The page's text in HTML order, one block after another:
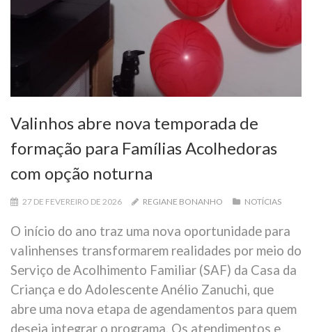
Valinhos abre nova temporada de
formação para Famílias Acolhedoras
com opção noturna
27 DE FEVEREIRO DE 2026 REGIANE BONANHO NOTÍCIAS
O início do ano traz uma nova oportunidade para
valinhenses transformarem realidades por meio do
Serviço de Acolhimento Familiar (SAF) da Casa da
Criança e do Adolescente Anélio Zanuchi, que
abre uma nova etapa de agendamentos para quem
deseja integrar o programa. Os atendimentos e